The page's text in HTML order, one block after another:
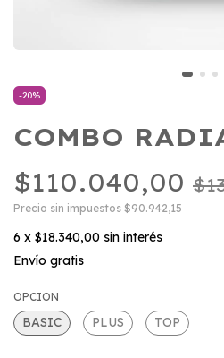
-20%
COMBO
$110.040,00
Precio sin impuestos $90.942,15
6 x $18.340,00 sin interés
Envío gratis
OPCION
BASIC PLUS TOP